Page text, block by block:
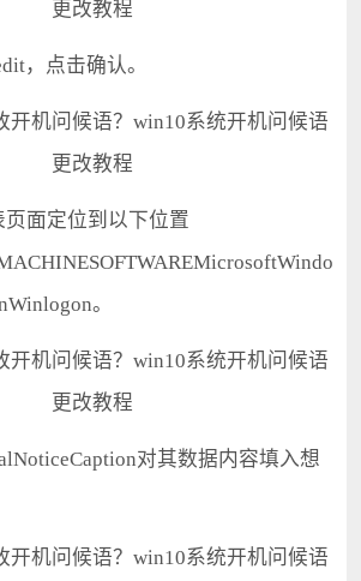
点击确认。
面定位到以下位置
。
对其数据内容填入想